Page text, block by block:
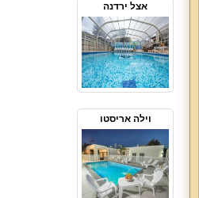
אצל ירדנה
וילה אריסטו